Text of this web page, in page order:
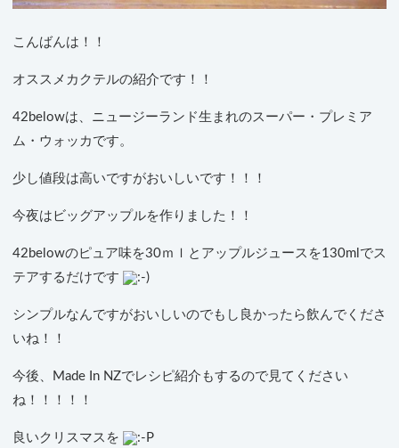
こんばんは！！
オススメカクテルの紹介です！！
42belowは、ニュージーランド生まれのスーパー・プレミア
ム・ウォッカです。
少し値段は高いですがおいしいです！！！
今夜はビッグアップルを作りました！！
42belowのピュア味を30ｍｌとアップルジュースを130mlでス
テアするだけです
シンプルなんですがおいしいのでもし良かったら飲んでくださ
いね！！
今後、Made In NZでレシピ紹介もするので見てください
ね！！！！！
良いクリスマスを